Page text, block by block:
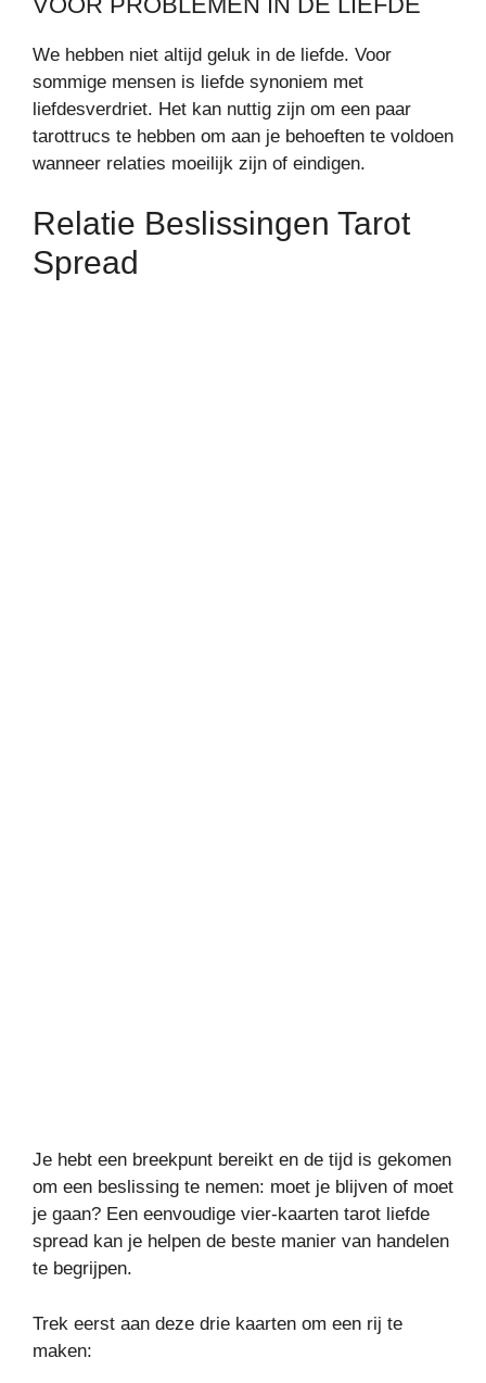
We hebben niet altijd geluk in de liefde. Voor
sommige mensen is liefde synoniem met
liefdesverdriet. Het kan nuttig zijn om een paar
tarottrucs te hebben om aan je behoeften te voldoen
wanneer relaties moeilijk zijn of eindigen.
Relatie Beslissingen Tarot
Spread
Je hebt een breekpunt bereikt en de tijd is gekomen
om een beslissing te nemen: moet je blijven of moet
je gaan? Een eenvoudige vier-kaarten tarot liefde
spread kan je helpen de beste manier van handelen
te begrijpen.
Trek eerst aan deze drie kaarten om een rij te
maken: